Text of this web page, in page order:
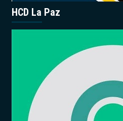
HCD La Paz